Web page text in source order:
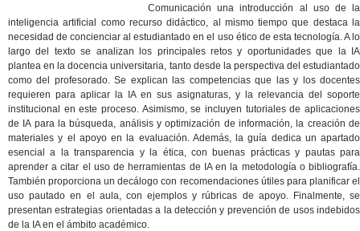
Comunicación una introducción al uso de la
inteligencia artificial como recurso didáctico, al mismo tiempo que destaca la
necesidad de concienciar al estudiantado en el uso ético de esta tecnología. A lo
largo del texto se analizan los principales retos y oportunidades que la IA
plantea en la docencia universitaria, tanto desde la perspectiva del estudiantado
como del profesorado. Se explican las competencias que las y los docentes
requieren para aplicar la IA en sus asignaturas, y la relevancia del soporte
institucional en este proceso. Asimismo, se incluyen tutoriales de aplicaciones
de IA para la búsqueda, análisis y optimización de información, la creación de
materiales y el apoyo en la evaluación. Además, la guía dedica un apartado
esencial a la transparencia y la ética, con buenas prácticas y pautas para
aprender a citar el uso de herramientas de IA en la metodología o bibliografía.
También proporciona un decálogo con recomendaciones útiles para planificar el
uso pautado en el aula, con ejemplos y rúbricas de apoyo. Finalmente, se
presentan estrategias orientadas a la detección y prevención de usos indebidos
de la IA en el ámbito académico.